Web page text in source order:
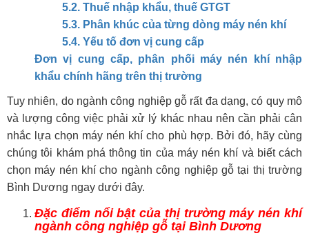
5.2. Thuế nhập khẩu, thuế GTGT
5.3. Phân khúc của từng dòng máy nén khí
5.4. Yếu tố đơn vị cung cấp
Đơn vị cung cấp, phân phối máy nén khí nhập
khẩu chính hãng trên thị trường
Tuy nhiên, do ngành công nghiệp gỗ rất đa dạng, có quy mô
và lượng công việc phải xử lý khác nhau nên cần phải cân
nhắc lựa chọn máy nén khí cho phù hợp. Bởi đó, hãy cùng
chúng tôi khám phá thông tin của máy nén khí và biết cách
chọn máy nén khí cho ngành công nghiệp gỗ tại thị trường
Bình Dương ngay dưới đây.
Đặc điểm nổi bật của thị trường máy nén khí
ngành công nghiệp gỗ tại Bình Dương